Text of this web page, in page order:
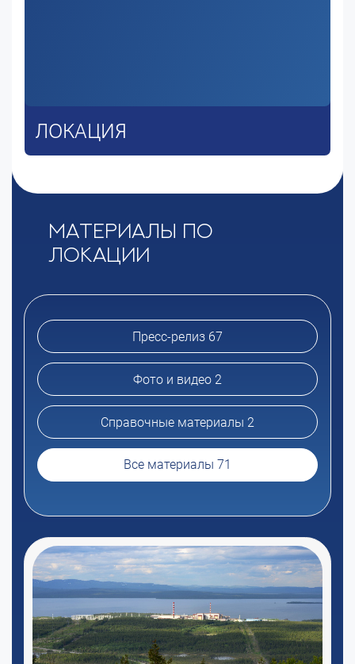
ЛОКАЦИЯ
Материалы по
локации
Пресс-релиз 67
Фото и видео 2
Справочные материалы 2
Все материалы 71